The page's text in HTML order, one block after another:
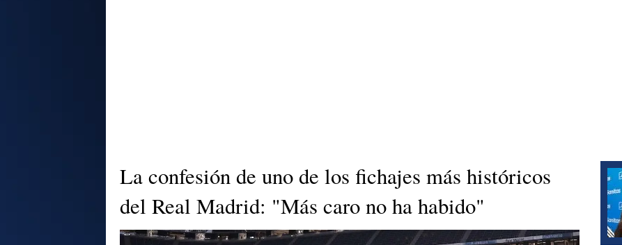
La confesión de uno de los fichajes más históricos
del Real Madrid: "Más caro no ha habido"